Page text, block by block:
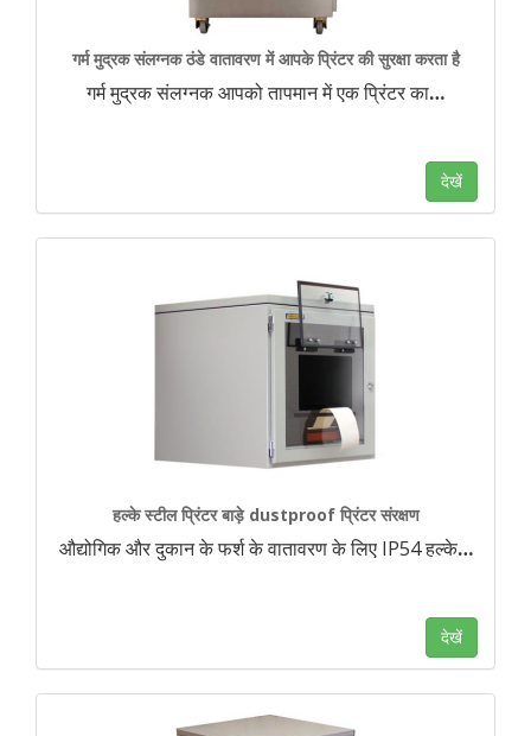
गर्म मुद्रक संलग्नक ठंडे वातावरण में आपके प्रिंटर की सुरक्षा करता है
गर्म मुद्रक संलग्नक आपको तापमान में एक प्रिंटर का…
देखें
हल्के स्टील प्रिंटर बाड़े dustproof प्रिंटर संरक्षण
औद्योगिक और दुकान के फर्श के वातावरण के लिए IP54 हल्के…
देखें